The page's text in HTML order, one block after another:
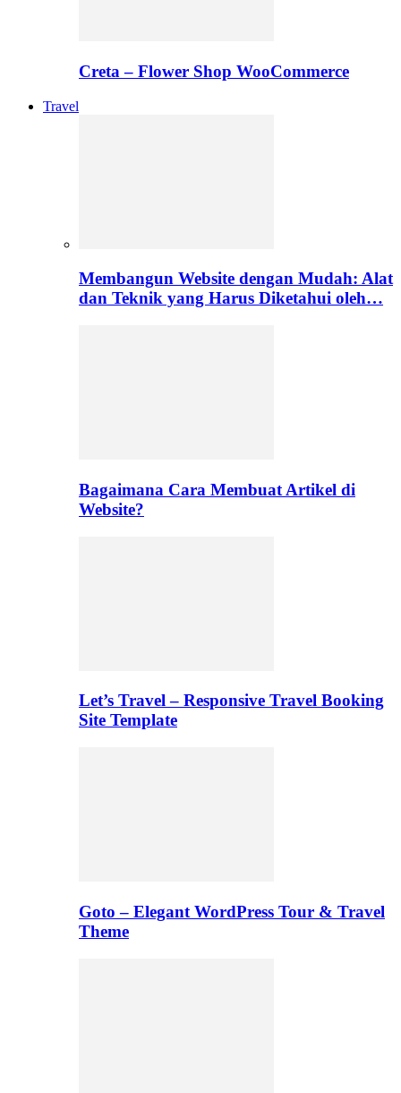
Creta – Flower Shop WooCommerce
Travel
Membangun Website dengan Mudah: Alat
dan Teknik yang Harus Diketahui oleh…
Bagaimana Cara Membuat Artikel di
Website?
Let’s Travel – Responsive Travel Booking
Site Template
Goto – Elegant WordPress Tour & Travel
Theme